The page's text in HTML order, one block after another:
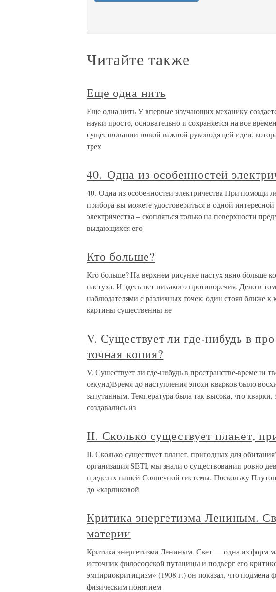
Читайте также
Еще одна нить
Еще одна нить У впервые изучающих механику
науки просто, основательно и сохраняется на все
существовании новой важной руководящей идеи,
трех
40. Одна из особенностей
40. Одна из особенностей электричества При помощи
прибора вы можете удостовериться в одной
электричества – скопляться только на поверхности
выдающихся его
Кто больше?
Кто больше? На верхнем рисунке пастух явно больше
пастуха. И здесь нет никакого противоречия. Дело в
наблюдателями с различных точек: один стоял ближе
картины существенны не
V. Существует ли где-нибудь в
точная копия?
V. Существует ли где-нибудь в пространстве-времени
секунд)Время до наступления эпохи кварков было
запутанным. Температура была так высока, что
создавались из
II. Сколько существует планет,
II. Сколько существует планет, пригодных для
организация SETI, мы знали о существовании ровно
пределах нашей Солнечной системы. Поскольку
до «карликовой
Критика энергетизма Лениным.
материи
Критика энергетизма Лениным. Свет — одна из форм
источник философской путаницы и подверг его
эмпириокритицизм» (1908 г.) он показал, что подмена
физическим понятием